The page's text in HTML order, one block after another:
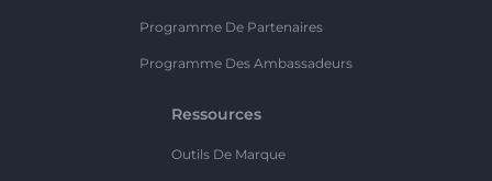
Programme De Partenaires
Programme Des Ambassadeurs
Ressources
Outils De Marque